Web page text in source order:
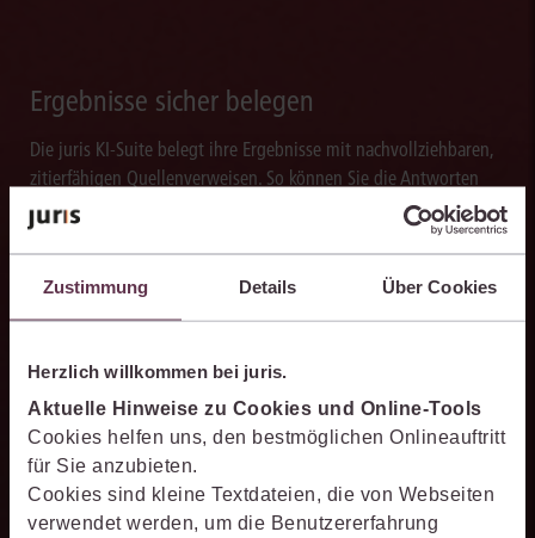
Zustimmung Details Über Cookies
Herzlich willkommen bei juris.
Aktuelle Hinweise zu Cookies und Online-Tools
Cookies helfen uns, den bestmöglichen Onlineauftritt
für Sie anzubieten.
Cookies sind kleine Textdateien, die von Webseiten
verwendet werden, um die Benutzererfahrung
Ergebnisse sicher belegen
Die juris KI-Suite belegt ihre Ergebnisse mit nachvollziehbaren,
zitierfähigen Quellenverweisen. So können Sie die Antworten
transparent prüfen, fachlich einordnen und auf einer belastbaren
Grundlage weiterverarbeiten.
Schneller analysieren
Die juris KI-Suite beschleunigt die Analyse komplexer
juristischer Fragestellungen. Sie hilft dabei, Sachverhalte
einzuordnen, Zusammenhänge zu erkennen und belastbare
Ansatzpunkte für die weitere Bearbeitung zu gewinnen. Dabei